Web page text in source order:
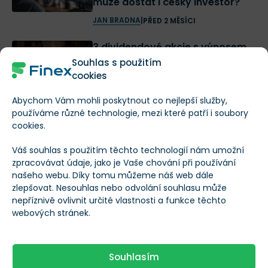
Souhlas s použitím
cookies
Abychom Vám mohli poskytnout co nejlepší služby,
používáme různé technologie, mezi které patří i soubory
cookies.
Váš souhlas s použitím těchto technologií nám umožní
zpracovávat údaje, jako je Vaše chování při používání
našeho webu. Díky tomu můžeme náš web dále
zlepšovat. Nesouhlas nebo odvolání souhlasu může
nepříznivě ovlivnit určité vlastnosti a funkce těchto
webových stránek.
Souhlasím
JAN BRADNA PŘED 2 MĚSÍCI
3 dividendové akcie s výnosem
vyšším než index S&P 500.
Vyplaty zvyšují už více než 50 let
Zapomeňte na akcie Nvidia.
Silicon Valley | Burza s odstupem
PATRIK KUDLÁČEK|PŘED 2 MĚSÍCI
3 akcie, které zvyšují dividendu
JAN BRADNA|PŘED 2 MĚSÍCI